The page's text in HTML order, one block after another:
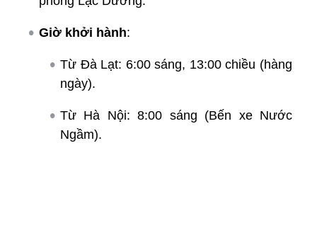
Giờ khởi hành:
Từ Đà Lạt: 6:00 sáng, 13:00 chiều (hàng
ngày).
Từ Hà Nội: 8:00 sáng (Bến xe Nước
Ngầm).